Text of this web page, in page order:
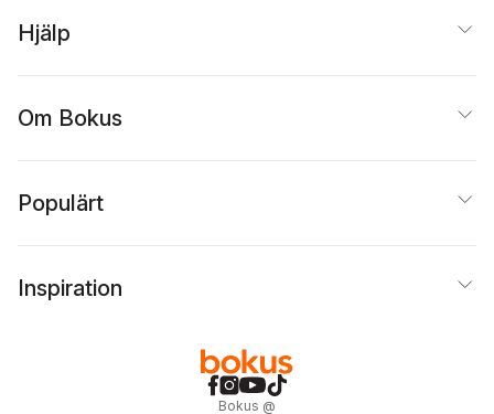
Hjälp
Om Bokus
Populärt
Inspiration
Bokus @